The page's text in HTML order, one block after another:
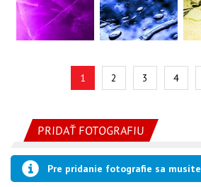
1 2 3 4
PRIDAŤ FOTOGRAFIU
Pre pridanie fotografie sa musíte